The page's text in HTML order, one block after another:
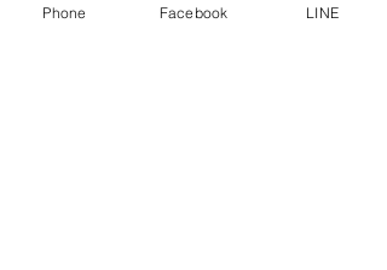
Phone Facebook LINE